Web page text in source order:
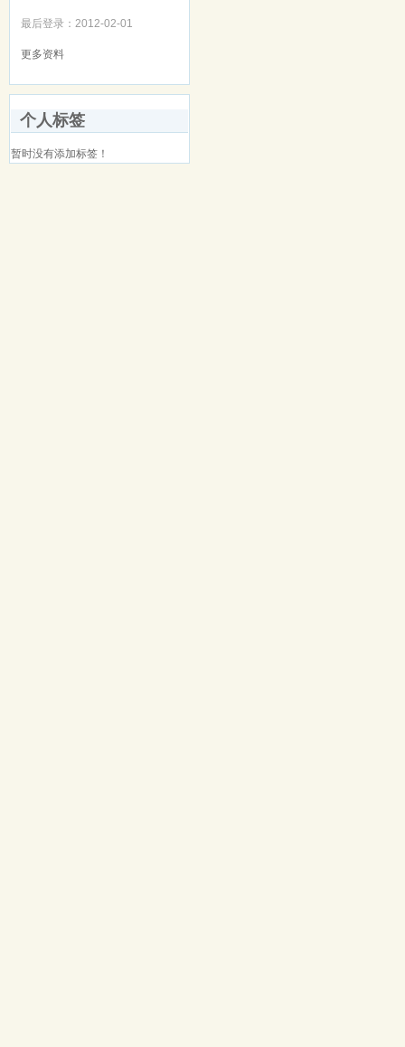
最后登录：2012-02-01
更多资料
个人标签
暂时没有添加标签！